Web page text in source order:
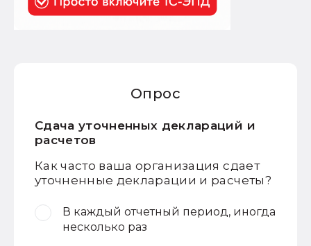
Опрос
Сдача уточненных деклараций и
расчетов
Как часто ваша организация сдает
уточненные декларации и расчеты?
В каждый отчетный период, иногда
несколько раз